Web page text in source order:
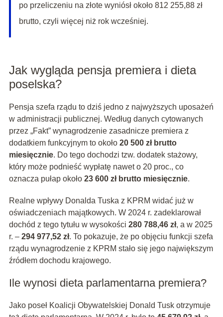
po przeliczeniu na złote wyniósł około 812 255,88 zł
brutto, czyli więcej niż rok wcześniej.
Jak wygląda pensja premiera i dieta
poselska?
Pensja szefa rządu to dziś jedno z najwyższych uposażeń
w administracji publicznej. Według danych cytowanych
przez „Fakt” wynagrodzenie zasadnicze premiera z
dodatkiem funkcyjnym to około 20 500 zł brutto
miesięcznie. Do tego dochodzi tzw. dodatek stażowy,
który może podnieść wypłatę nawet o 20 proc., co
oznacza pułap około 23 600 zł brutto miesięcznie.
Realne wpływy Donalda Tuska z KPRM widać już w
oświadczeniach majątkowych. W 2024 r. zadeklarował
dochód z tego tytułu w wysokości 280 788,46 zł, a w 2025
r. – 294 977,52 zł. To pokazuje, że po objęciu funkcji szefa
rządu wynagrodzenie z KPRM stało się jego największym
źródłem dochodu krajowego.
Ile wynosi dieta parlamentarna premiera?
Jako poseł Koalicji Obywatelskiej Donald Tusk otrzymuje